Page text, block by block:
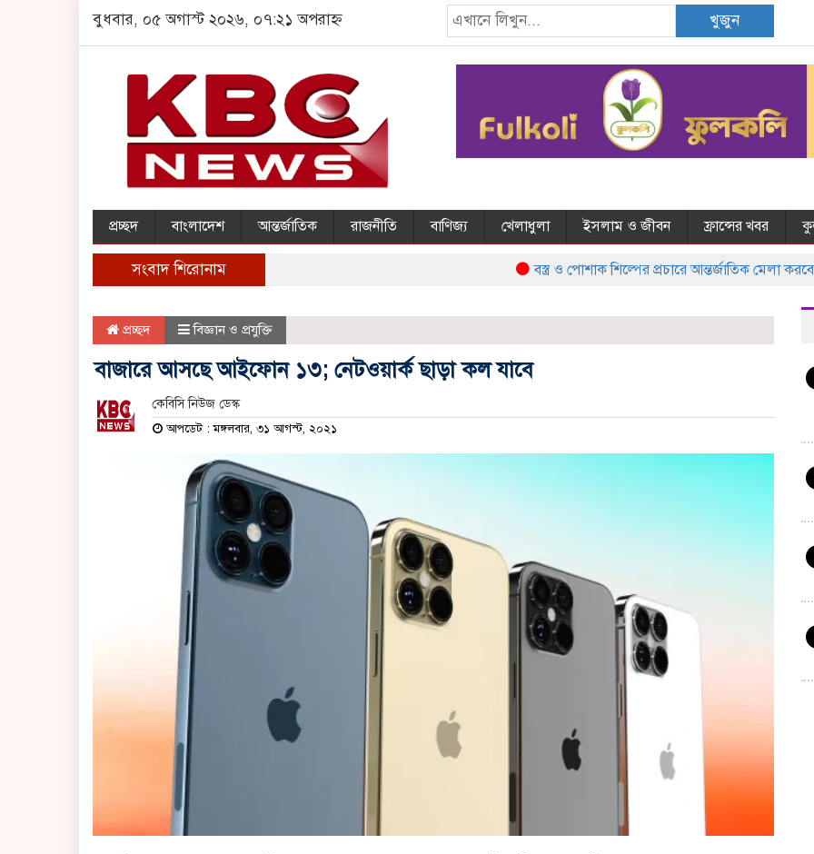
বুধবার, ০৫ অগাস্ট ২০২৬, ০৭:২১ অপরাহ্ন খুজুন
প্রচ্ছদ বাংলাদেশ আন্তর্জাতিক রাজনীতি বাণিজ্য খেলাধুলা ইসলাম ও জীবন ফ্রান্সের খবর
সংবাদ শিরোনাম বস্ত্র ও পোশাক শিল্পের প্রচারে আন্তর্জাতিক মেলা করবে
প্রচ্ছদ বিজ্ঞান ও প্রযুক্তি
বাজারে আসছে আইফোন ১৩; নেটওয়ার্ক ছাড়া কল যাবে
কেবিসি নিউজ ডেস্ক
আপডেট : মঙ্গলবার, ৩১ আগস্ট, ২০২১